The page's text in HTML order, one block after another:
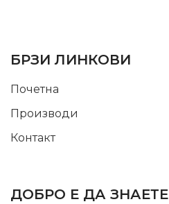
БРЗИ ЛИНКОВИ
Почетна
Производи
Контакт
ДОБРО Е ДА ЗНАЕТЕ